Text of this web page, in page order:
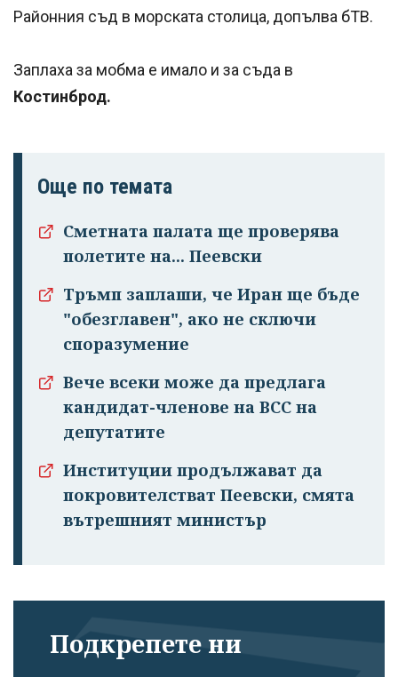
Районния съд в морската столица, допълва бТВ.
Заплаха за мобма е имало и за съда в
Костинброд.
Още по темата
Сметната палата ще проверява
полетите на... Пеевски
Тръмп заплаши, че Иран ще бъде
"обезглавен", ако не сключи
споразумение
Вече всеки може да предлага
кандидат-членове на ВСС на
депутатите
Институции продължават да
покровителстват Пеевски, смята
вътрешният министър
Подкрепете ни